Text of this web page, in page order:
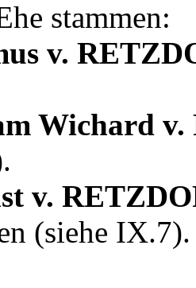
stammen:
v.
Wichard v.
v.
(siehe IX.7).